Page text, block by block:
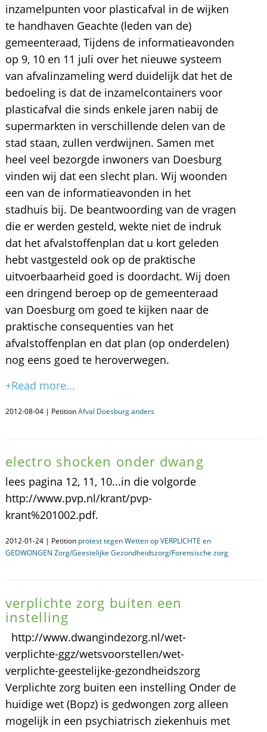
inzamelpunten voor plasticafval in de wijken
te handhaven Geachte (leden van de)
gemeenteraad, Tijdens de informatieavonden
op 9, 10 en 11 juli over het nieuwe systeem
van afvalinzameling werd duidelijk dat het de
bedoeling is dat de inzamelcontainers voor
plasticafval die sinds enkele jaren nabij de
supermarkten in verschillende delen van de
stad staan, zullen verdwijnen. Samen met
heel veel bezorgde inwoners van Doesburg
vinden wij dat een slecht plan. Wij woonden
een van de informatieavonden in het
stadhuis bij. De beantwoording van de vragen
die er werden gesteld, wekte niet de indruk
dat het afvalstoffenplan dat u kort geleden
hebt vastgesteld ook op de praktische
uitvoerbaarheid goed is doordacht. Wij doen
een dringend beroep op de gemeenteraad
van Doesburg om goed te kijken naar de
praktische consequenties van het
afvalstoffenplan en dat plan (op onderdelen)
nog eens goed te heroverwegen.
+Read more...
2012-08-04 | PetitionAfval Doesburg anders
electro shocken onder dwang
lees pagina 12, 11, 10...in die volgorde
http://www.pvp.nl/krant/pvp-
krant%201002.pdf.
2012-01-24 | Petition protest tegen Wetten op VERPLICHTE en
GEDWONGEN Zorg/Geestelijke Gezondheidszorg/Forensische zorg
verplichte zorg buiten een
instelling
http://www.dwangindezorg.nl/wet-
verplichte-ggz/wetsvoorstellen/wet-
verplichte-geestelijke-gezondheidszorg
Verplichte zorg buiten een instelling Onder de
huidige wet (Bopz) is gedwongen zorg alleen
mogelijk in een psychiatrisch ziekenhuis met